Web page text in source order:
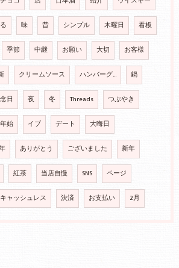
味 昔 シンプル 木曜日 看板
季節 中継 お願い 大切 お客様
クリームソース ハンバーグ… 鍋
日 夜 冬 Threads つぶやき
年始 イブ デート 大晦日
ありがとう ございました 新年
紅茶 当店自慢 SNS ページ
キャッシュレス 決済 お支払い 2月